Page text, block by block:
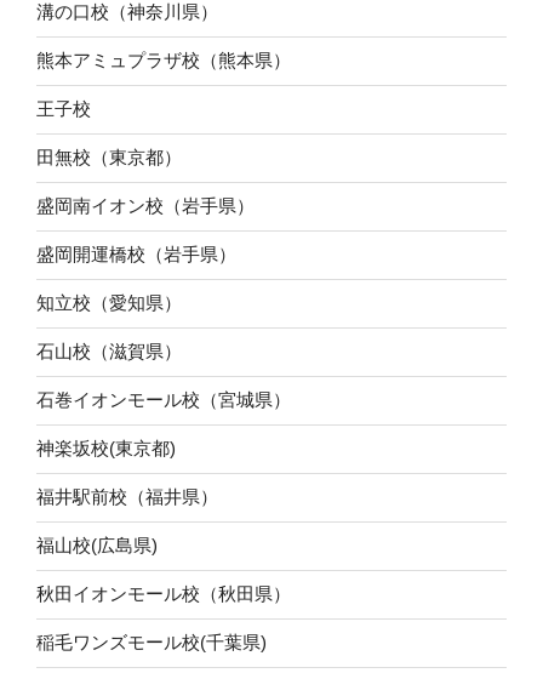
溝の口校（神奈川県）
熊本アミュプラザ校（熊本県）
王子校
田無校（東京都）
盛岡南イオン校（岩手県）
盛岡開運橋校（岩手県）
知立校（愛知県）
石山校（滋賀県）
石巻イオンモール校（宮城県）
神楽坂校(東京都)
福井駅前校（福井県）
福山校(広島県)
秋田イオンモール校（秋田県）
稲毛ワンズモール校(千葉県)